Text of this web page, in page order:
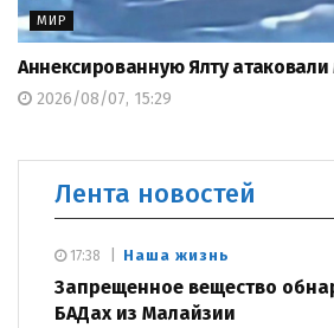
МИР
Аннексированную Ялту
2026/08/07, 15:29
Лента новостей
Наша жизнь
Запрещенное вещество
БАДах из Малайзии
17:38